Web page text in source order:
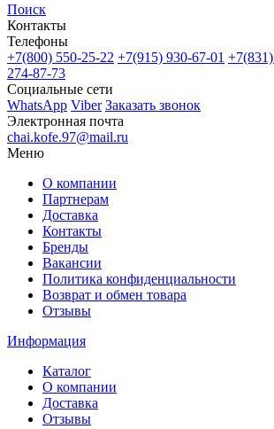
Поиск
Контакты
Телефоны
+7(800) 550-25-22 +7(915) 930-67-01 +7(831)
274-87-73
Социальные сети
WhatsApp Viber Заказать звонок
Электронная почта
chai.kofe.97@mail.ru
Меню
О компании
Партнерам
Доставка
Контакты
Бренды
Вакансии
Политика конфиденциальности
Возврат и обмен товара
Отзывы
Информация
Каталог
О компании
Доставка
Отзывы